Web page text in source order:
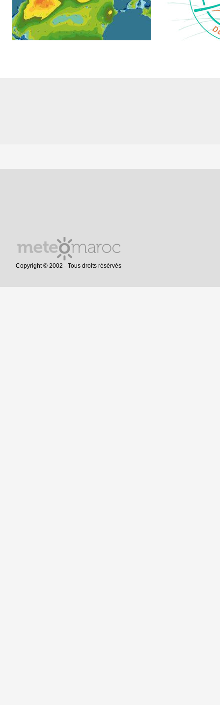
Copyright © 2002 - Tous droits résérvés